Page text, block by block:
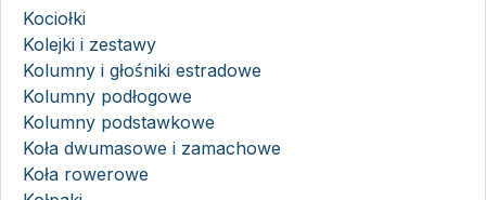
Kociołki
Kolejki i zestawy
Kolumny i głośniki estradowe
Kolumny podłogowe
Kolumny podstawkowe
Koła dwumasowe i zamachowe
Koła rowerowe